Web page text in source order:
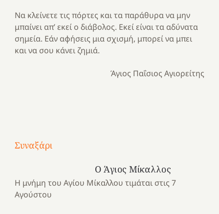
Να κλείνετε τις πόρτες και τα παράθυρα να μην
μπαίνει απ’ εκεί ο διάβολος. Εκεί είναι τα αδύνατα
σημεία. Εάν αφήσεις μια σχισμή, μπορεί να μπει
και να σου κάνει ζημιά.
Άγιος Παΐσιος Αγιορείτης
Συναξάρι
Ο Άγιος Μίκαλλος
Η μνήμη του Αγίου Μίκαλλου τιμάται στις 7
Αγούστου
Μια
ένα
καλοκαίρι
και
Νοσοκομείο
“Ερυθρός
Κατασκηνωτικές
το
Ελληνικό